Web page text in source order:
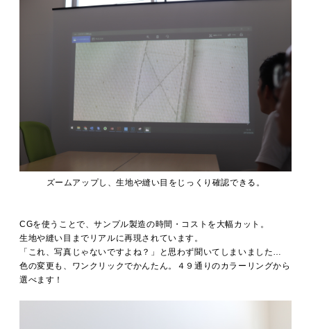
ズームアップし、生地や縫い目をじっくり確認できる。
CGを使うことで、サンプル製造の時間・コストを大幅カット。
生地や縫い目までリアルに再現されています。
「これ、写真じゃないですよね？」と思わず聞いてしまいました…
色の変更も、ワンクリックでかんたん。４９通りのカラーリングから
選べます！